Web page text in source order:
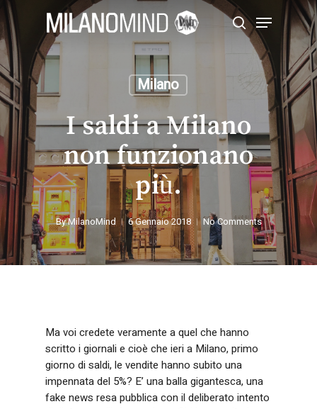
Skip
to
main
content
search
Menu
Milano
I saldi a Milano
non funzionano
più.
ByMilanoMind 6 Gennaio 2018 No Comments
Ma voi credete veramente a quel che hanno
scritto i giornali e cioè che ieri a Milano, primo
giorno di saldi, le vendite hanno subito una
impennata del 5%? E’ una balla gigantesca, una
fake news resa pubblica con il deliberato intento
Close
Menu